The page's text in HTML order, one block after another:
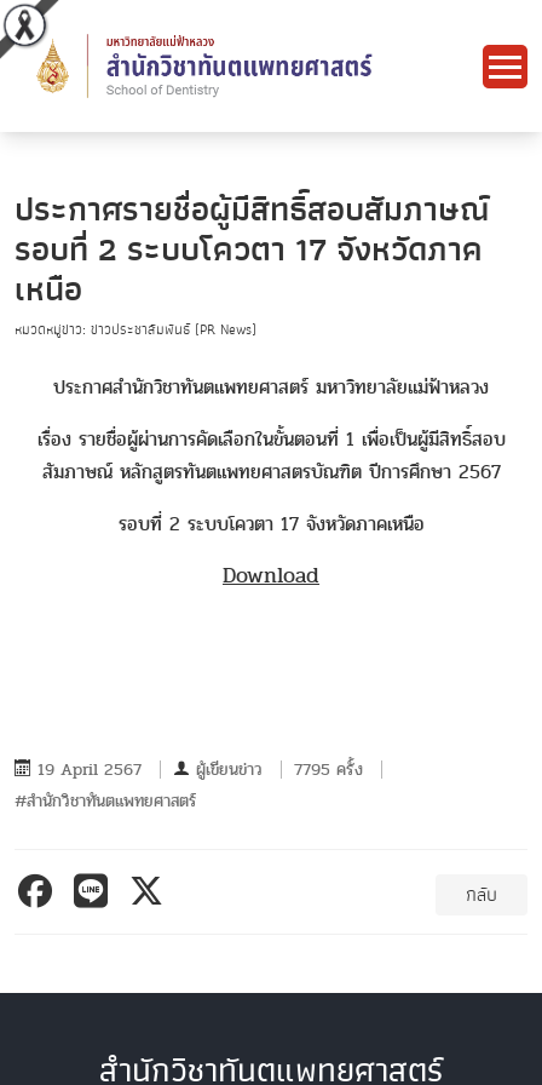
ประกาศรายชื่อผู้มีสิทธิ์สอบสัมภาษณ์
รอบที่ 2 ระบบโควตา 17 จังหวัดภาค
เหนือ
หมวดหมู่ข่าว: ข่าวประชาสัมพันธ์ (PR News)
ประกาศสำนักวิชาทันตแพทยศาสตร์ มหาวิทยาลัยแม่ฟ้าหลวง
เรื่อง รายชื่อผู้ผ่านการคัดเลือกในขั้นตอนที่ 1 เพื่อเป็นผู้มีสิทธิ์สอบ
สัมภาษณ์ หลักสูตรทันตแพทยศาสตรบัณฑิต ปีการศึกษา 2567
รอบที่ 2 ระบบโควตา 17 จังหวัดภาคเหนือ
Download
19 April 2567 ผู้เขียนข่าว
7795 ครั้ง
#สำนักวิชาทันตแพทยศาสตร์
กลับ
สำนักวิชาทันตแพทยศาสตร์